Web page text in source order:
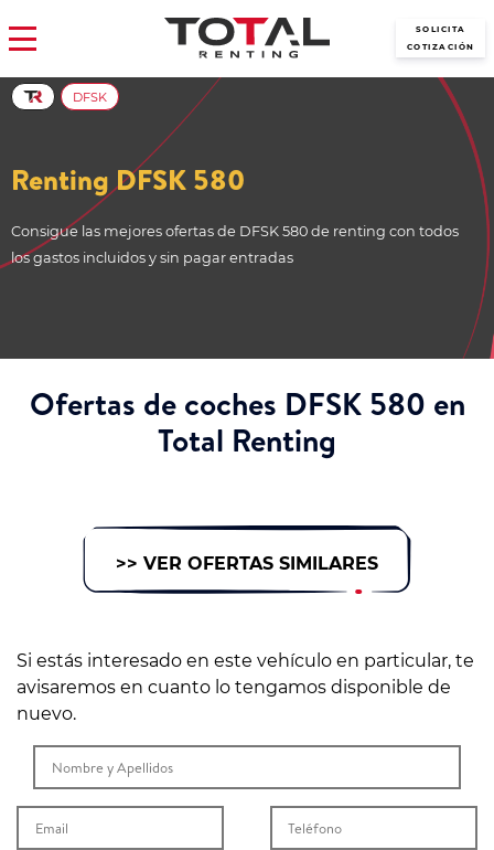
SOLICITA
COTIZACIÓN
Renting DFSK 580
Consigue las mejores ofertas de DFSK 580 de renting con todos
los gastos incluidos y sin pagar entradas
DFSK
Ofertas de coches DFSK 580 en
Total Renting
>> VER OFERTAS SIMILARES
Si estás interesado en este vehículo en particular, te
avisaremos en cuanto lo tengamos disponible de
nuevo.